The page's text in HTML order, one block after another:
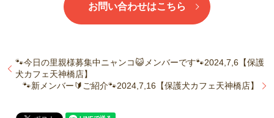
お問い合わせはこちら
🐾今日の里親様募集中ニャンコ😺メンバーです🐾2024,7,6【保護
犬カフェ天神橋店】
🐾新メンバー🔰ご紹介🐾2024,7,16【保護犬カフェ天神橋店】